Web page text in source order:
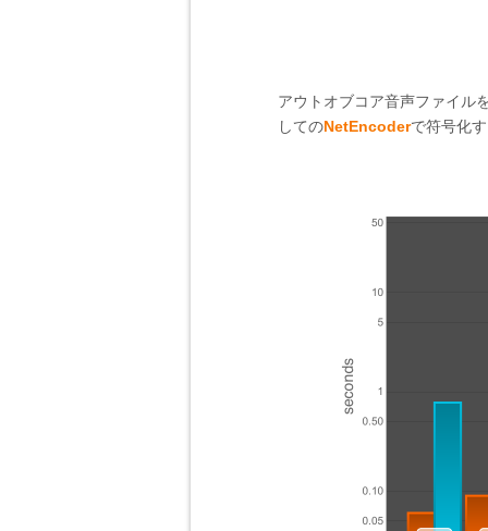
アウトオブコア音声ファイル
してのNetEncoderで符号化